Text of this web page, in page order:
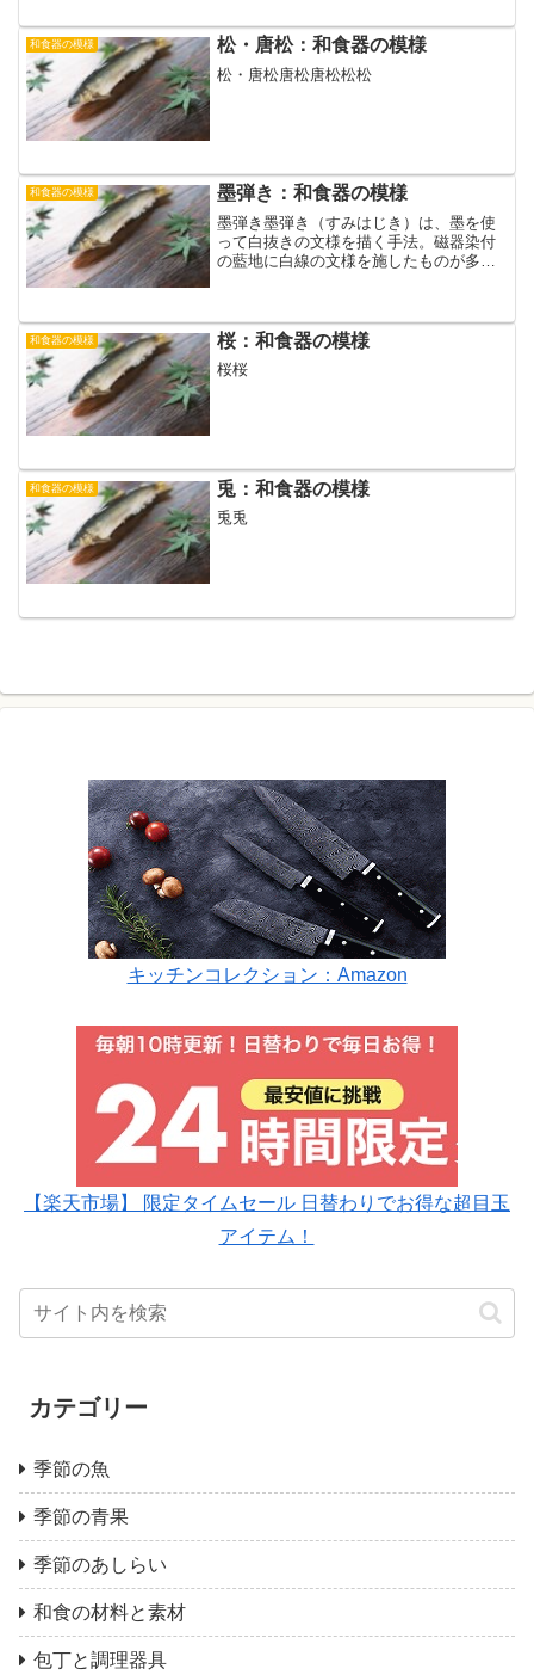
和食器の模様 松・唐松：和食器の模様
松・唐松唐松唐松松松
和食器の模様 墨弾き：和食器の模様
墨弾き墨弾き（すみはじき）は、墨を使
って白抜きの文様を描く手法。磁器染付
の藍地に白線の文様を施したものが多
鷺が見込まれるように描いてあり...
和食器の模様 桜：和食器の模様
桜桜
和食器の模様 兎：和食器の模様
兎兎
キッチンコレクション：Amazon
【楽天市場】 限定タイムセール 日替わりでお得な超目玉
アイテム！
カテゴリー
季節の魚
季節の青果
季節のあしらい
和食の材料と素材
包丁と調理器具